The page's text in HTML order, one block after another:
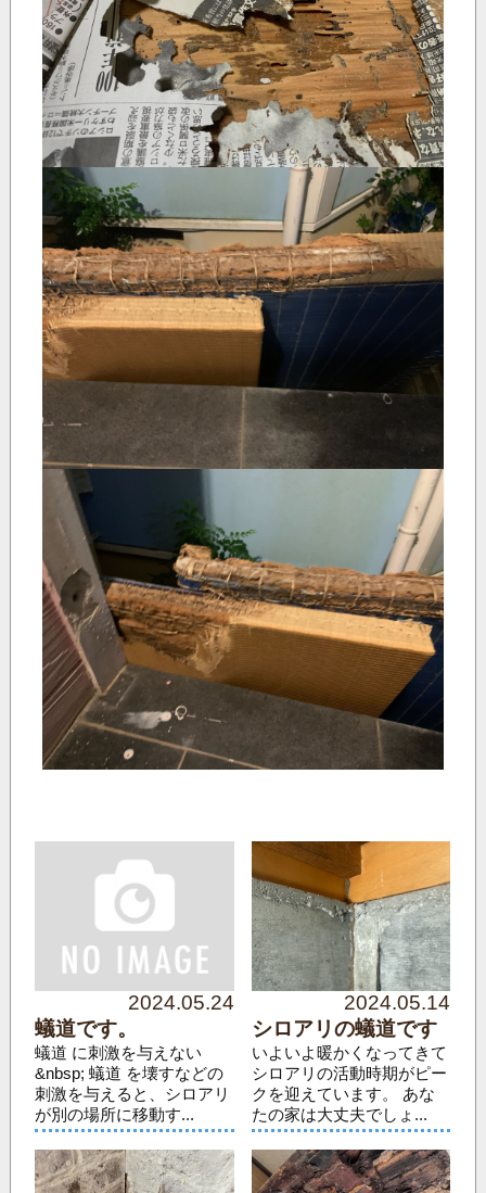
2024.05.24
蟻道です。
蟻道 に刺激を与えない
&nbsp; 蟻道 を壊すなどの
刺激を与えると、シロアリ
が別の場所に移動す...
2024.05.14
シロアリの蟻道です
いよいよ暖かくなってきて
シロアリの活動時期がピー
クを迎えています。 あな
たの家は大丈夫でしょ...